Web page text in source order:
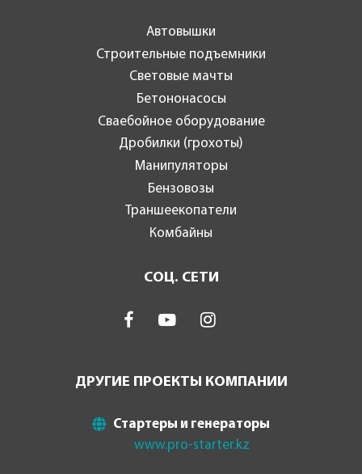
Автовышки
Строительные подъемники
Световые мачты
Бетононасосы
Сваебойное оборудование
Дробилки (грохоты)
Манипуляторы
Бензовозы
Траншеекопатели
Комбайны
СОЦ. СЕТИ
ДРУГИЕ ПРОЕКТЫ КОМПАНИИ
Стартеры и генераторы
www.pro-starter.kz